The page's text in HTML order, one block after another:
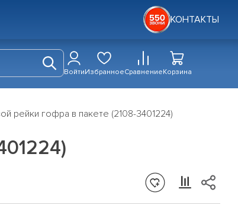
КОНТАКТЫ
ВойтиИзбранноеСравнениеКорзина
рейки гофра в пакете (2108-3401224)